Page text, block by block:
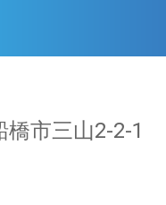
橋市三山2-2-1